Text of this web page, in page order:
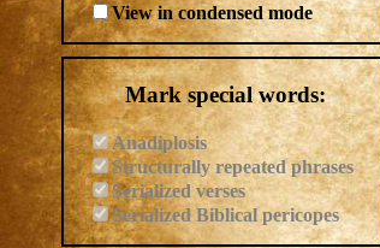
View in condensed mode
Mark special words:
Anadiplosis
Structurally repeated phrases
Serialized verses
Serialized Biblical pericopes